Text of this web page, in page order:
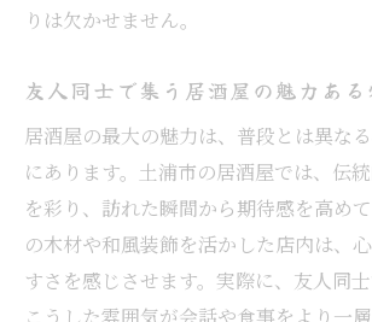
りは欠かせません。
友人同士で集う居酒屋の魅力ある
居酒屋の最大の魅力は、普段とは異な
にあります。土浦市の居酒屋では、伝
を彩り、訪れた瞬間から期待感を高め
の木材や和風装飾を活かした店内は、
すさを感じさせます。実際に、友人同士